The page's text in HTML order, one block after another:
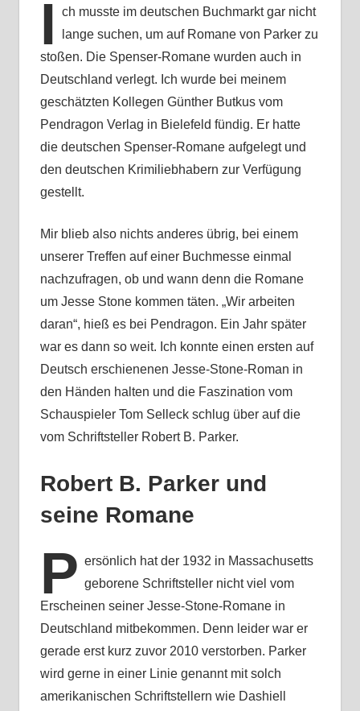
I
ch musste im deutschen Buchmarkt gar nicht
lange suchen, um auf Romane von Parker zu
stoßen. Die Spenser-Romane wurden auch in
Deutschland verlegt. Ich wurde bei meinem
geschätzten Kollegen Günther Butkus vom
Pendragon Verlag in Bielefeld fündig. Er hatte
die deutschen Spenser-Romane aufgelegt und
den deutschen Krimiliebhabern zur Verfügung
gestellt.
Mir blieb also nichts anderes übrig, bei einem
unserer Treffen auf einer Buchmesse einmal
nachzufragen, ob und wann denn die Romane
um Jesse Stone kommen täten. „Wir arbeiten
daran“, hieß es bei Pendragon. Ein Jahr später
war es dann so weit. Ich konnte einen ersten auf
Deutsch erschienenen Jesse-Stone-Roman in
den Händen halten und die Faszination vom
Schauspieler Tom Selleck schlug über auf die
vom Schriftsteller Robert B. Parker.
Robert B. Parker und
seine Romane
P ersönlich hat der 1932 in Massachusetts
geborene Schriftsteller nicht viel vom
Erscheinen seiner Jesse-Stone-Romane in
Deutschland mitbekommen. Denn leider war er
gerade erst kurz zuvor 2010 verstorben. Parker
wird gerne in einer Linie genannt mit solch
amerikanischen Schriftstellern wie Dashiell